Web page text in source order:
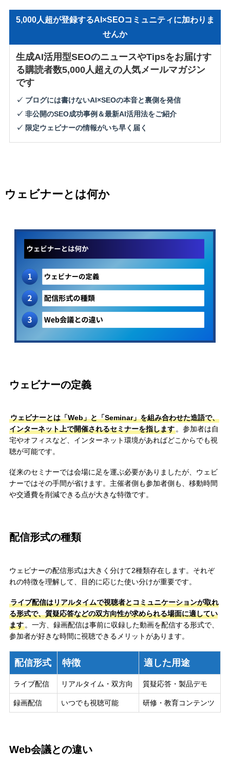
5,000人超が登録するAI×SEOコミュニティに加わりま
せんか
生成AI活用型SEOのニュースやTipsをお届けす
る購読者数5,000人超えの人気メールマガジン
です
✓ ブログには書けないAI×SEOの本音と裏側を発信
✓ 非公開のSEO成功事例＆最新AI活用法をご紹介
✓ 限定ウェビナーの情報がいち早く届く
ウェビナーとは何か
ウェビナーの定義
ウェビナーとは「Web」と「Seminar」を組み合わせた造語で、
インターネット上で開催されるセミナーを指します。参加者は自
宅やオフィスなど、インターネット環境があればどこからでも視
聴が可能です。
従来のセミナーでは会場に足を運ぶ必要がありましたが、ウェビ
ナーではその手間が省けます。主催者側も参加者側も、移動時間
や交通費を削減できる点が大きな特徴です。
配信形式の種類
ウェビナーの配信形式は大きく分けて2種類存在します。それぞ
れの特徴を理解して、目的に応じた使い分けが重要です。
ライブ配信はリアルタイムで視聴者とコミュニケーションが取れ
る形式で、質疑応答などの双方向性が求められる場面に適してい
ます。一方、録画配信は事前に収録した動画を配信する形式で、
参加者が好きな時間に視聴できるメリットがあります。
配信形式 特徴 適した用途
ライブ配信 リアルタイム・双方向 質疑応答・製品デモ
録画配信 いつでも視聴可能 研修・教育コンテンツ
Web会議との違い